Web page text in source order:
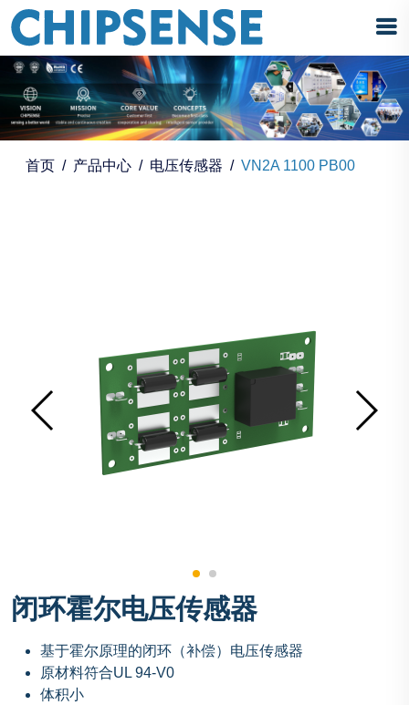
首页 产品中心 电压传感器 VN2A 1100 PB00
闭环霍尔电压传感器
基于霍尔原理的闭环（补偿）电压传感器
原材料符合UL 94-V0
体积小